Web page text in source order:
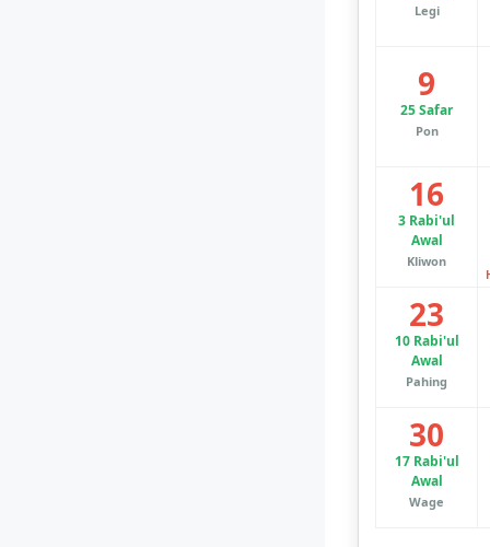
Legi
9
25 Safar
Pon
16
3 Rabi'ul
Awal
Kliwon
23
10 Rabi'ul
Awal
Pahing
30
17 Rabi'ul
Awal
Wage